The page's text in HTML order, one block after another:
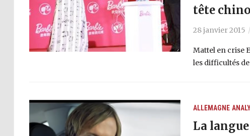
tête
28 janvier 2015
Mattel en crise
les difficultés
ALLEMAGNE
La